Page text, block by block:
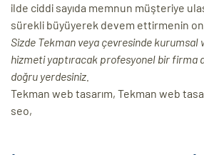
ilde ciddi sayıda memnun müşteriye
sürekli büyüyerek devem ettirmenin
Sizde Tekman veya çevresinde kurumsal
hizmeti yaptıracak profesyonel bir firma
doğru yerdesiniz.
Tekman web tasarım, Tekman web
seo,